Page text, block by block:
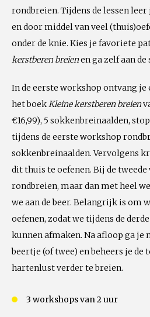
rondbreien. Tijdens de lessen
en door middel van veel
onder de knie. Kies je favoriete
kerstberen breienen ga zelf aan de
In de eerste workshop ontvang
het boekKleine kerstberen breien
€16,99), 5 sokkenbreinaalden,
tijdens de eerste workshop
sokkenbreinaalden. Vervolgens
dit thuis te oefenen. Bij de
rondbreien, maar dan met heel
we aan de beer. Belangrijk is om
oefenen, zodat we tijdens de
kunnen afmaken. Na afloop ga je
beertje (of twee) en beheers je de
hartenlust verder te breien.
3 workshops van 2 uur